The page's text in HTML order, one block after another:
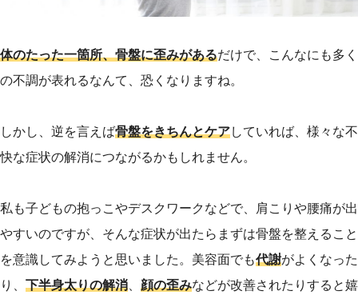
体のたった一箇所、骨盤に歪みがあるだけで、こんなにも多く
の不調が表れるなんて、恐くなりますね。
しかし、逆を言えば骨盤をきちんとケアしていれば、様々な不
快な症状の解消につながるかもしれません。
私も子どもの抱っこやデスクワークなどで、肩こりや腰痛が出
やすいのですが、そんな症状が出たらまずは骨盤を整えること
を意識してみようと思いました。美容面でも代謝がよくなった
り、 下半身太りの解消 顔の歪みなどが改善されたりすると嬉